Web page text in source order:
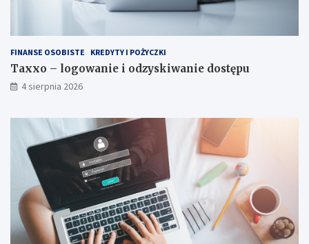
FINANSE OSOBISTE KREDYTY I POŻYCZKI
Taxxo – logowanie i odzyskiwanie dostępu
4 sierpnia 2026